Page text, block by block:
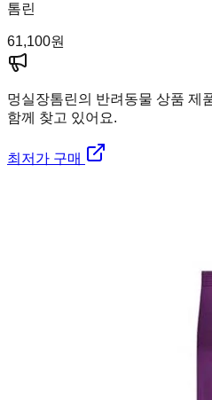
톰린
61,100원
멍실장톰린의 반려동물 상품 제
함께 찾고 있어요.
최저가 구매